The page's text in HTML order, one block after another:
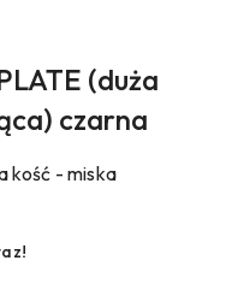
(duża
czarna
kość - miska